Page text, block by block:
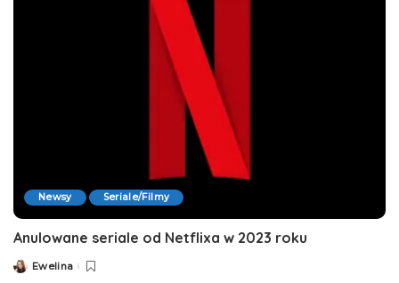
Newsy Seriale/Filmy
Anulowane seriale od Netflixa w 2023 roku
PostedEwelina